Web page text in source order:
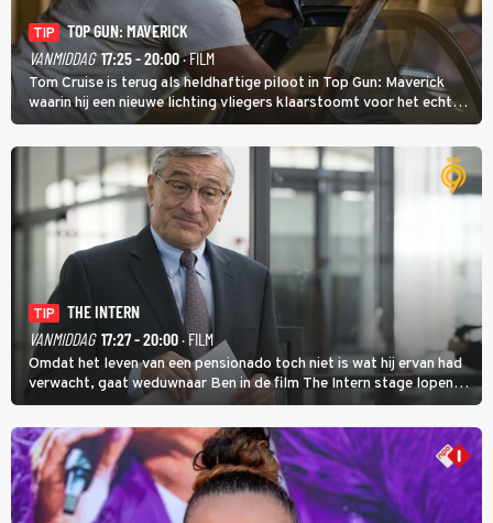
TIP
TOP GUN: MAVERICK
VANMIDDAG 17:25 - 20:00· FILM
Tom Cruise is terug als heldhaftige piloot in Top Gun: Maverick
waarin hij een nieuwe lichting vliegers klaarstoomt voor het echte
werk.
TIP
THE INTERN
VANMIDDAG 17:27 - 20:00· FILM
Omdat het leven van een pensionado toch niet is wat hij ervan had
verwacht, gaat weduwnaar Ben in de film The Intern stage lopen
bij de hippe webwinkel van Jules, wat een gouden zet blijkt te zijn.